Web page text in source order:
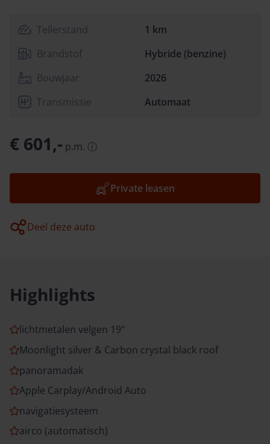
Tellerstand
1 km
Brandstof
Hybride (benzine)
Bouwjaar
2026
Transmissie
Automaat
€ 601,- p.m. ⓘ
Private leasen
Deel deze auto
Highlights
lichtmetalen velgen 19"
Moonlight silver & Carbon crystal black roof
panoramadak
Apple Carplay/Android Auto
navigatiesysteem
airco (automatisch)